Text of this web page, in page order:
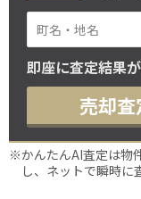
即座に査定結果
売却査
※かんたんAI査定は物
し、ネットで瞬時に